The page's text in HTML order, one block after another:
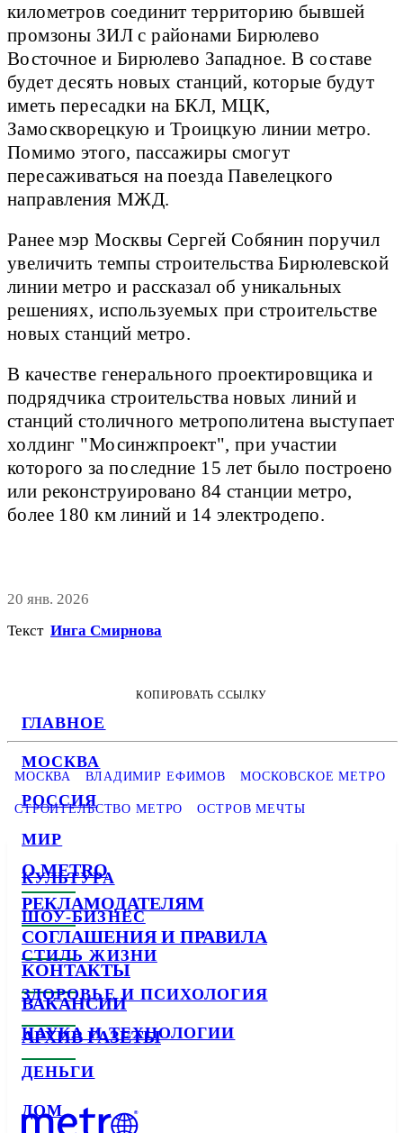
ГЛАВНОЕ
МОСКВА
РОССИЯ
МИР
КУЛЬТУРА
ШОУ-БИЗНЕС
СТИЛЬ ЖИЗНИ
ЗДОРОВЬЕ И ПСИХОЛОГИЯ
НАУКА И ТЕХНОЛОГИИ
ДЕНЬГИ
ДОМ
километров соединит территорию бывшей
промзоны ЗИЛ с районами Бирюлево
Восточное и Бирюлево Западное. В составе
будет десять новых станций, которые будут
иметь пересадки на БКЛ, МЦК,
Замоскворецкую и Троицкую линии метро.
Помимо этого, пассажиры смогут
пересаживаться на поезда Павелецкого
направления МЖД.
Ранее мэр Москвы Сергей Собянин поручил
увеличить темпы строительства Бирюлевской
линии метро и рассказал об уникальных
решениях, используемых при строительстве
новых станций метро.
В качестве генерального проектировщика и
подрядчика строительства новых линий и
станций столичного метрополитена выступает
холдинг "Мосинжпроект", при участии
которого за последние 15 лет было построено
или реконструировано 84 станции метро,
более 180 км линий и 14 электродепо.
20 янв. 2026
Текст Инга Смирнова
КОПИРОВАТЬ ССЫЛКУ
МОСКВА ВЛАДИМИР ЕФИМОВ МОСКОВСКОЕ МЕТРО
СТРОИТЕЛЬСТВО МЕТРО ОСТРОВ МЕЧТЫ
О METRO
РЕКЛАМОДАТЕЛЯМ
СОГЛАШЕНИЯ И ПРАВИЛА
КОНТАКТЫ
ВАКАНСИИ
АРХИВ ГАЗЕТЫ